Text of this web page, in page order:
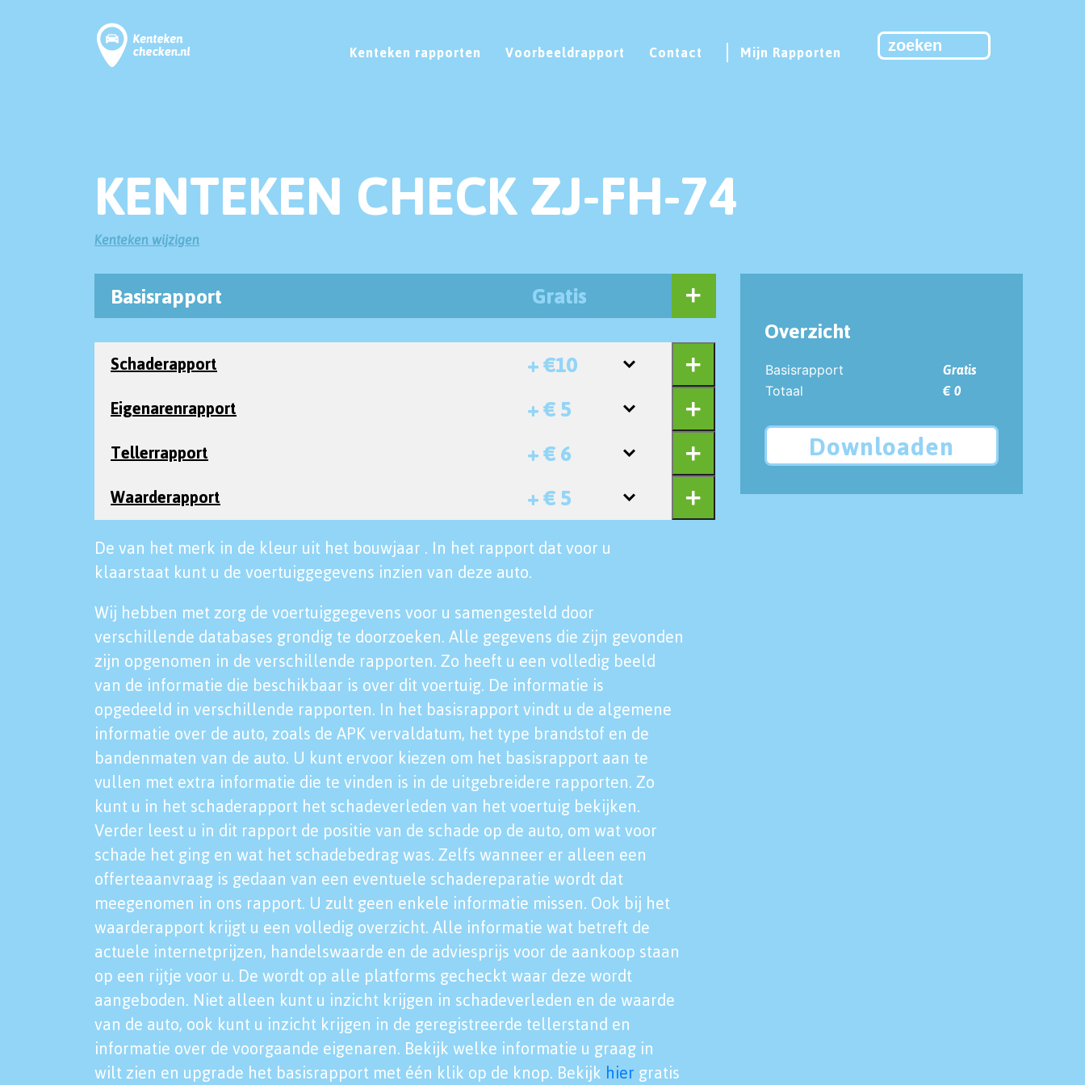
Kenteken rapporten Voorbeeldrapport Contact Mijn Rapporten
KENTEKEN CHECK ZJ-FH-74
Kenteken wijzigen
Basisrapport Gratis
Schaderapport + €10
Eigenarenrapport + € 5
Tellerrapport + € 6
Waarderapport + € 5
De van het merk in de kleur uit het bouwjaar . In het rapport dat voor u
klaarstaat kunt u de voertuiggegevens inzien van deze auto.
Wij hebben met zorg de voertuiggegevens voor u samengesteld door
verschillende databases grondig te doorzoeken. Alle gegevens die zijn gevonden
zijn opgenomen in de verschillende rapporten. Zo heeft u een volledig beeld
van de informatie die beschikbaar is over dit voertuig. De informatie is
opgedeeld in verschillende rapporten. In het basisrapport vindt u de algemene
informatie over de auto, zoals de APK vervaldatum, het type brandstof en de
bandenmaten van de auto. U kunt ervoor kiezen om het basisrapport aan te
vullen met extra informatie die te vinden is in de uitgebreidere rapporten. Zo
kunt u in het schaderapport het schadeverleden van het voertuig bekijken.
Verder leest u in dit rapport de positie van de schade op de auto, om wat voor
schade het ging en wat het schadebedrag was. Zelfs wanneer er alleen een
offerteaanvraag is gedaan van een eventuele schadereparatie wordt dat
meegenomen in ons rapport. U zult geen enkele informatie missen. Ook bij het
waarderapport krijgt u een volledig overzicht. Alle informatie wat betreft de
actuele internetprijzen, handelswaarde en de adviesprijs voor de aankoop staan
op een rijtje voor u. De wordt op alle platforms gecheckt waar deze wordt
aangeboden. Niet alleen kunt u inzicht krijgen in schadeverleden en de waarde
van de auto, ook kunt u inzicht krijgen in de geregistreerde tellerstand en
informatie over de voorgaande eigenaren. Bekijk welke informatie u graag in
wilt zien en upgrade het basisrapport met één klik op de knop. Bekijk hier gratis
Overzicht
Basisrapport
Gratis
Totaal
€ 0
Downloaden